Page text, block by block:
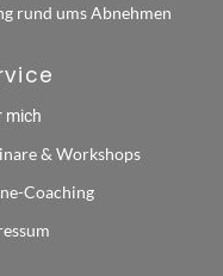
rund ums Abnehmen
mich
& Workshops
Coaching